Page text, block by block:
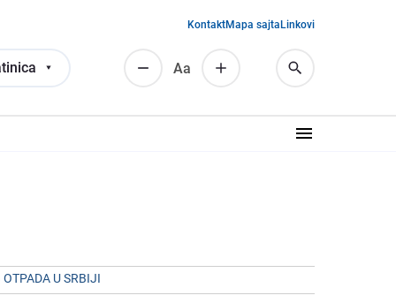
Аа
KontaktMapa sajta Linkovi
U SRBIJI